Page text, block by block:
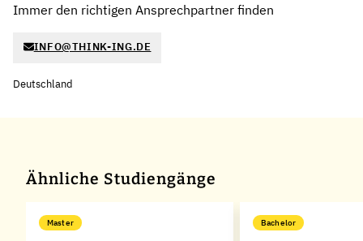
Immer den richtigen Ansprechpartner finden
INFO@THINK-ING.DE
Deutschland
Ähnliche Studiengänge
Master Bachelor